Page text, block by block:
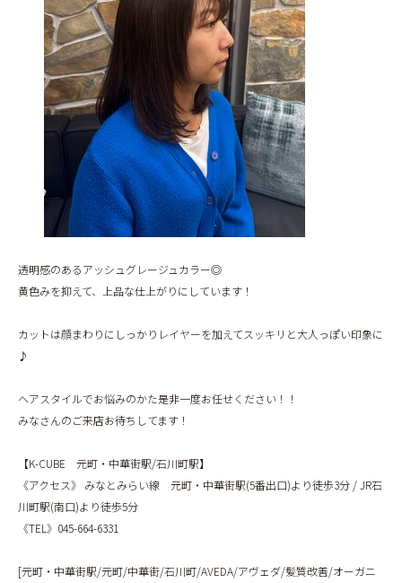
透明感のあるアッシュグレージュカラー◎
黄色みを抑えて、上品な仕上がりにしています！
カットは顔まわりにしっかりレイヤーを加えてスッキリと大人っぽい印象に
♪
ヘアスタイルでお悩みのかた是非一度お任せください！！
みなさんのご来店お待ちしてます！
【K-CUBE 元町・中華街駅/石川町駅】
《アクセス》 みなとみらい線 元町・中華街駅(5番出口)より徒歩3分 / JR石
川町駅(南口)より徒歩5分
《TEL》045-664-6331
[元町・中華街駅/元町/中華街/石川町/AVEDA/アヴェダ/髪質改善/オーガニ